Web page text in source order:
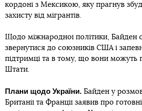
кордоні з Мексикою, яку прагнув
захисту від мігрантів.
Щодо міжнародної політики, Байден
звернутися до союзників США і
підтримці та в тому, що вони можуть
Штати.
Плани щодо України. Байден у
Британії та Франції заявив про